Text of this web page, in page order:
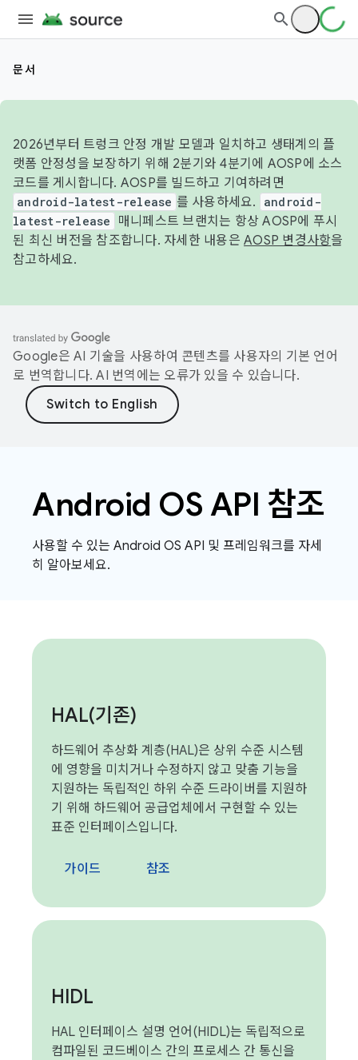
문서
2026년부터 트렁크 안정 개발 모델과 일치하고 생태계의 플
랫폼 안정성을 보장하기 위해 2분기와 4분기에 AOSP에 소스
코드를 게시합니다. AOSP를 빌드하고 기여하려면
android-latest-release 를 사용하세요.
android-
latest-release
매니페스트 브랜치는 항상 AOSP에 푸시
된 최신 버전을 참조합니다. 자세한 내용은 AOSP 변경사항을
참고하세요.
Google은 AI 기술을 사용하여 콘텐츠를 사용자의 기본 언어
로 번역합니다. AI 번역에는 오류가 있을 수 있습니다.
Android OS API 참조
사용할 수 있는 Android OS API 및 프레임워크를 자세
히 알아보세요.
HAL(기존)
하드웨어 추상화 계층(HAL)은 상위 수준 시스템
에 영향을 미치거나 수정하지 않고 맞춤 기능을
지원하는 독립적인 하위 수준 드라이버를 지원하
기 위해 하드웨어 공급업체에서 구현할 수 있는
표준 인터페이스입니다.
가이드 참조
HIDL
HAL 인터페이스 설명 언어(HIDL)는 독립적으로
컴파일된 코드베이스 간의 프로세스 간 통신을